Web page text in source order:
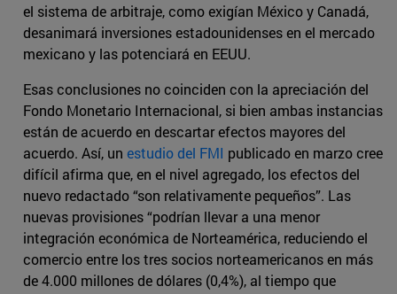
el sistema de arbitraje, como exigían México y Canadá,
desanimará inversiones estadounidenses en el mercado
mexicano y las potenciará en EEUU.
Esas conclusiones no coinciden con la apreciación del
Fondo Monetario Internacional, si bien ambas instancias
están de acuerdo en descartar efectos mayores del
acuerdo. Así, un estudio del FMI publicado en marzo cree
difícil afirma que, en el nivel agregado, los efectos del
nuevo redactado “son relativamente pequeños”. Las
nuevas provisiones “podrían llevar a una menor
integración económica de Norteamérica, reduciendo el
comercio entre los tres socios norteamericanos en más
de 4.000 millones de dólares (0,4%), al tiempo que